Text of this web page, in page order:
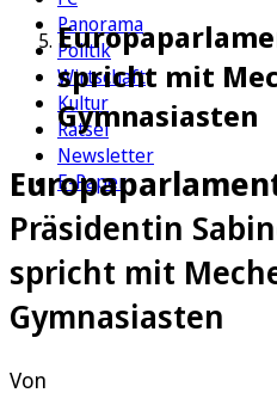
Panorama
Politik
Wirtschaft
Kultur
Rätsel
Newsletter
E-Paper
spricht mit
Gymnasiasten
Präsidentin
spricht mit
Gymnasiasten
Von